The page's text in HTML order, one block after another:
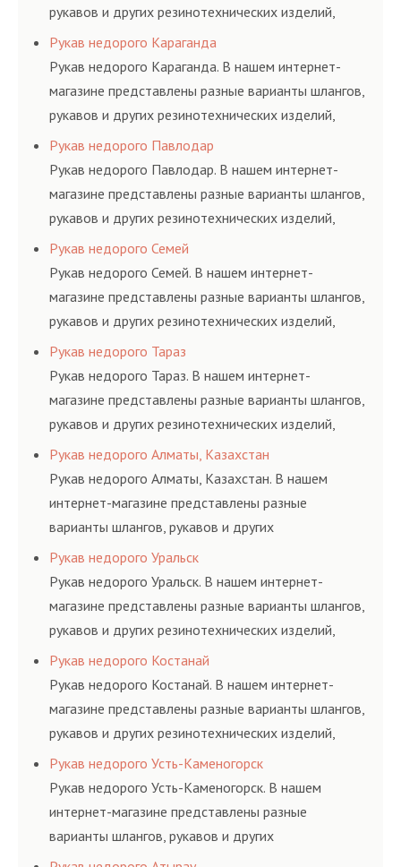
рукавов и других резинотехнических изделий,
соответствующих ГОСТам, техническим условиям
и нормативам.
Рукав недорого Караганда
Рукав недорого Караганда. В нашем интернет-
магазине представлены разные варианты шлангов,
рукавов и других резинотехнических изделий,
соответствующих ГОСТам, техническим условиям
и нормативам.
Рукав недорого Павлодар
Рукав недорого Павлодар. В нашем интернет-
магазине представлены разные варианты шлангов,
рукавов и других резинотехнических изделий,
соответствующих ГОСТам, техническим условиям
и нормативам.
Рукав недорого Семей
Рукав недорого Семей. В нашем интернет-
магазине представлены разные варианты шлангов,
рукавов и других резинотехнических изделий,
соответствующих ГОСТам, техническим условиям
и нормативам.
Рукав недорого Тараз
Рукав недорого Тараз. В нашем интернет-
магазине представлены разные варианты шлангов,
рукавов и других резинотехнических изделий,
соответствующих ГОСТам, техническим условиям
и нормативам.
Рукав недорого Алматы, Казахстан
Рукав недорого Алматы, Казахстан. В нашем
интернет-магазине представлены разные
варианты шлангов, рукавов и других
резинотехнических изделий, соответствующих
ГОСТам, техническим условиям и нормативам.
Рукав недорого Уральск
Рукав недорого Уральск. В нашем интернет-
магазине представлены разные варианты шлангов,
рукавов и других резинотехнических изделий,
соответствующих ГОСТам, техническим условиям
и нормативам.
Рукав недорого Костанай
Рукав недорого Костанай. В нашем интернет-
магазине представлены разные варианты шлангов,
рукавов и других резинотехнических изделий,
соответствующих ГОСТам, техническим условиям
и нормативам.
Рукав недорого Усть-Каменогорск
Рукав недорого Усть-Каменогорск. В нашем
интернет-магазине представлены разные
варианты шлангов, рукавов и других
резинотехнических изделий, соответствующих